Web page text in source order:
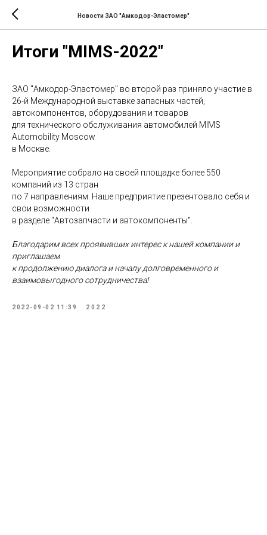
Новости ЗАО "Амкодор-Эластомер"
Итоги "МIMS-2022"
ЗАО "Амкодор-Эластомер" во второй раз приняло участие в
26-й Международной выставке запасных частей,
автокомпонентов, оборудования и товаров
для технического обслуживания автомобилей MIMS
Automobility Moscow
в Москве.
Мероприятие собрало на своей площадке более 550
компаний из 13 стран
по 7 направлениям. Наше предприятие презентовало себя и
свои возможности
в разделе "Автозапчасти и автокомпоненты".
Благодарим всех проявивших интерес к нашей компании и
приглашаем
к продолжению диалога и началу долговременного и
взаимовыгодного сотрудничества!
2022-09-02 11:39 2022